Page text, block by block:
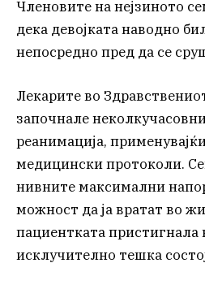
Членовите на нејзиното
дека девојката наводно
непосредно пред да се
Лекарите во
започнале
реанимација,
медицински протоколи.
нивните максимални
можност да ја вратат во
пациентката пристигнала
исклучително тешка